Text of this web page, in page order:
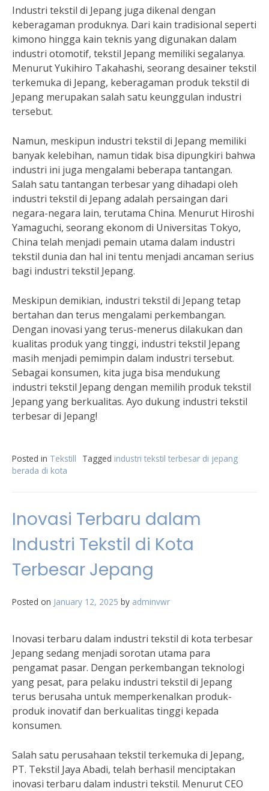
Industri tekstil di Jepang juga dikenal dengan
keberagaman produknya. Dari kain tradisional seperti
kimono hingga kain teknis yang digunakan dalam
industri otomotif, tekstil Jepang memiliki segalanya.
Menurut Yukihiro Takahashi, seorang desainer tekstil
terkemuka di Jepang, keberagaman produk tekstil di
Jepang merupakan salah satu keunggulan industri
tersebut.
Namun, meskipun industri tekstil di Jepang memiliki
banyak kelebihan, namun tidak bisa dipungkiri bahwa
industri ini juga mengalami beberapa tantangan.
Salah satu tantangan terbesar yang dihadapi oleh
industri tekstil di Jepang adalah persaingan dari
negara-negara lain, terutama China. Menurut Hiroshi
Yamaguchi, seorang ekonom di Universitas Tokyo,
China telah menjadi pemain utama dalam industri
tekstil dunia dan hal ini tentu menjadi ancaman serius
bagi industri tekstil Jepang.
Meskipun demikian, industri tekstil di Jepang tetap
bertahan dan terus mengalami perkembangan.
Dengan inovasi yang terus-menerus dilakukan dan
kualitas produk yang tinggi, industri tekstil Jepang
masih menjadi pemimpin dalam industri tersebut.
Sebagai konsumen, kita juga bisa mendukung
industri tekstil Jepang dengan memilih produk tekstil
Jepang yang berkualitas. Ayo dukung industri tekstil
terbesar di Jepang!
Posted in Tekstill Tagged industri tekstil terbesar di jepang
berada di kota
Inovasi Terbaru dalam
Industri Tekstil di Kota
Terbesar Jepang
Posted on January 12, 2025 by adminvwr
Inovasi terbaru dalam industri tekstil di kota terbesar
Jepang sedang menjadi sorotan utama para
pengamat pasar. Dengan perkembangan teknologi
yang pesat, para pelaku industri tekstil di Jepang
terus berusaha untuk memperkenalkan produk-
produk inovatif dan berkualitas tinggi kepada
konsumen.
Salah satu perusahaan tekstil terkemuka di Jepang,
PT. Tekstil Jaya Abadi, telah berhasil menciptakan
inovasi terbaru dalam industri tekstil. Menurut CEO